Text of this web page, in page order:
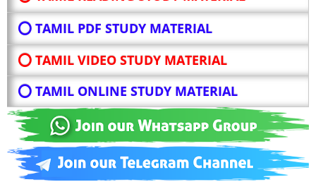
⭕ TAMIL PDF STUDY MATERIAL
⭕ TAMIL VIDEO STUDY MATERIAL
⭕ TAMIL ONLINE STUDY MATERIAL